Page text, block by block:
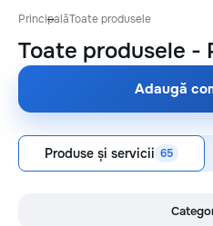
PrincipalăToate produsele
Toate produsele -
Adaugă
Produse și servicii 65